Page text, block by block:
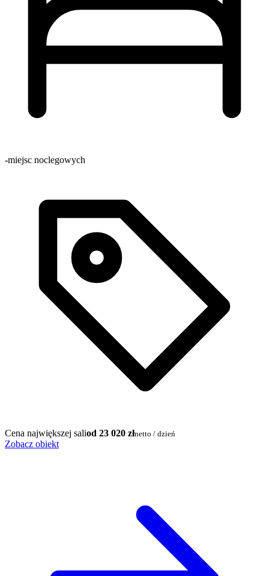
-miejsc noclegowych
Cena największej saliod 23 020 złnetto / dzień
Zobacz obiekt